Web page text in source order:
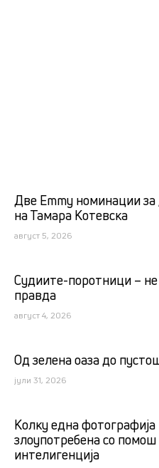
Две Emmy номинации за
на Тамара Котевска
август 5, 2026
Судиите-поротници – не
правда
август 4, 2026
Од зелена оаза до
јули 31, 2026
Kолку една
злоупотребена со
интелигенција